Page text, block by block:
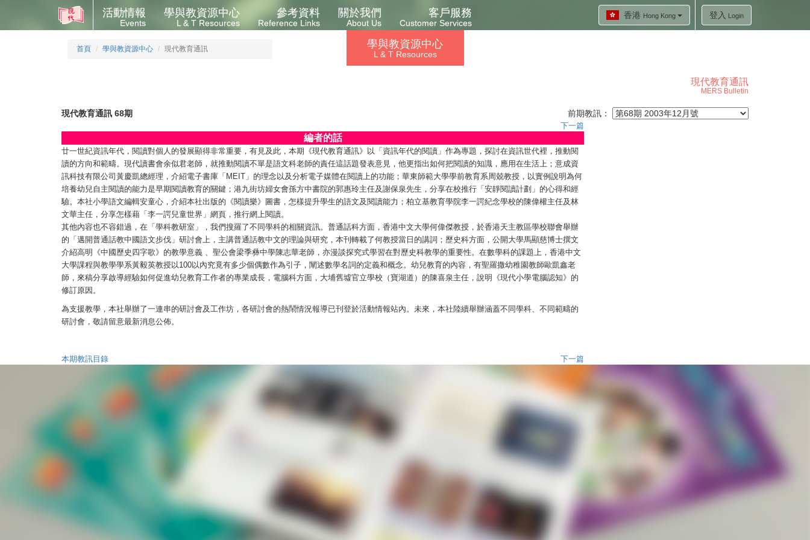
香港 Hong Kong 登入 Login
活動情報
Events
學與教資源中心
L & T Resources
參考資料
Reference Links
關於我們
About Us
客戶服務
Customer Services
首頁 學與教資源中心 現代教育通訊 學與教資源中心
L & T Resources
現代教育通訊
MERS Bulletin
現代教育通訊 68期 前期教訊：
下一篇
編者的話
廿一世紀資訊年代，閱讀對個人的發展顯得非常重要，有見及此，本期《現代教育通訊》以「資訊年代的閱讀」作為專題，探討在資訊世代裡，推動閱
讀的方向和範疇。現代讀書會余似君老師，就推動閱讀不單是語文科老師的責任這話題發表意見，他更指出如何把閱讀的知識，應用在生活上；意成資
訊科技有限公司黃慶凱總經理，介紹電子書庫「MEIT」的理念以及分析電子媒體在閱讀上的功能；華東師範大學學前教育系周兢教授，以實例說明為何
培養幼兒自主閱讀的能力是早期閱讀教育的關鍵；港九街坊婦女會孫方中書院的郭惠玲主任及謝保泉先生，分享在校推行「安靜閱讀計劃」的心得和經
驗。本社小學語文編輯安童心，介紹本社出版的《閱讀樂》圖書，怎樣提升學生的語文及閱讀能力；柏立基教育學院李一諤紀念學校的陳偉權主任及林
文華主任，分享怎樣藉「李一諤兒童世界」網頁，推行網上閱讀。
其他內容也不容錯過，在「學科教研室」，我們搜羅了不同學科的相關資訊。普通話科方面，香港中文大學何偉傑教授，於香港天主教區學校聯會舉辦
的「邁開普通話教中國語文步伐」研討會上，主講普通話教中文的理論與研究，本刊轉載了何教授當日的講詞；歷史科方面，公開大學馬顯慈博士撰文
介紹高明《中國歷史四字歌》的教學意義 、聖公會梁季彝中學陳志華老師，亦漫談探究式學習在對歷史科教學的重要性。在數學科的課題上，香港中文
大學課程與教學學系黃毅英教授以100以內究竟有多少個偶數作為引子，闡述數學名詞的定義和概念。幼兒教育的內容，有聖羅撒幼稚園教師歐凱鑫老
師，來稿分享啟導經驗如何促進幼兒教育工作者的專業成長，電腦科方面，大埔舊墟官立學校（寶湖道）的陳喜泉主任，說明《現代小學電腦認知》的
修訂原因。
為支援教學，本社舉辦了一連串的研討會及工作坊，各研討會的熱鬧情況報導已刊登於活動情報站內。未來，本社陸續舉辦涵蓋不同學科、不同範疇的
研討會，敬請留意最新消息公佈。
本期教訊目錄 下一篇